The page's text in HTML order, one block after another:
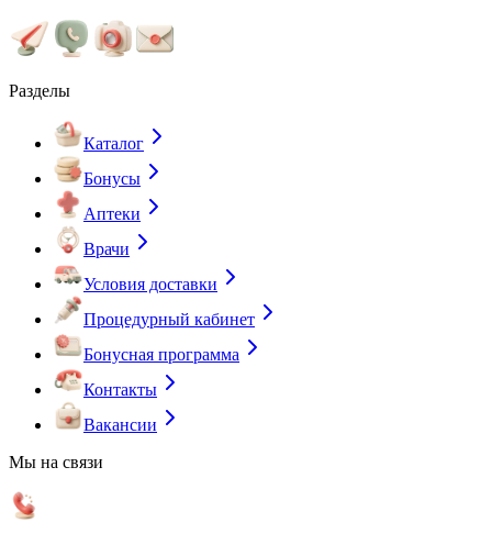
Разделы
Каталог
Бонусы
Аптеки
Врачи
Условия доставки
Процедурный кабинет
Бонусная программа
Контакты
Вакансии
Мы на связи